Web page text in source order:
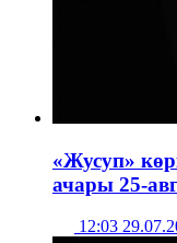
«Жусуп»
ачары 25-
12:03